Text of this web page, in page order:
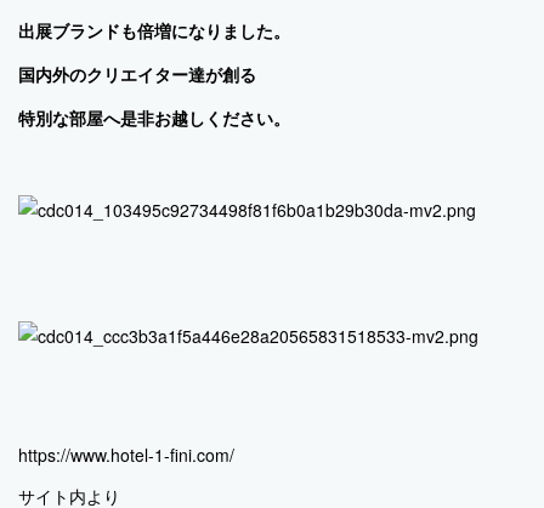
出展ブランドも倍増になりました。
国内外のクリエイター達が創る
特別な部屋へ是非お越しください。
https://www.hotel-1-fini.com/
サイト内より